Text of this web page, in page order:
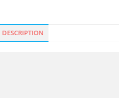
DESCRIPTION